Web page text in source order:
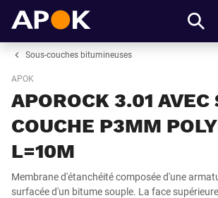
Sous-couches bitumineuses
APOK
APOROCK 3.01 AVEC
COUCHE P3MM
L=10M
Membrane d'étanchéité composée d'une
surfacée d'un bitume souple. La face